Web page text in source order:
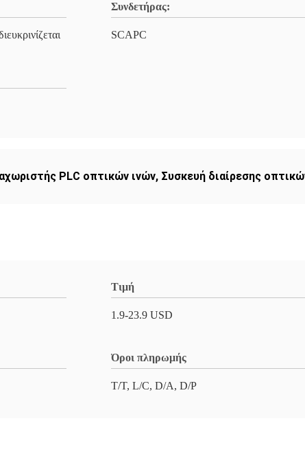
Συνδετήρας:
SCAPC
PLC οπτικών ινών, Συσκευή διαίρεσης
Τιμή
1.9-23.9 USD
Όροι πληρωμής
Τ/Τ, L/C, D/A, D/P